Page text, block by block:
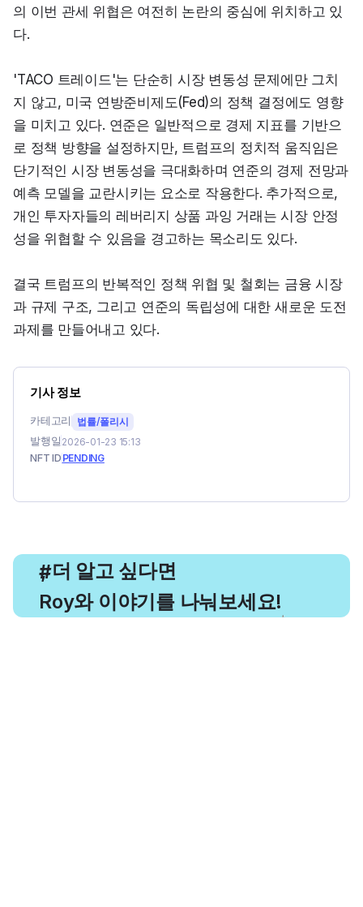
의 이번 관세 위협은 여전히 논란의 중심에 위치하고 있
다.
'TACO 트레이드'는 단순히 시장 변동성 문제에만 그치
지 않고, 미국 연방준비제도(Fed)의 정책 결정에도 영향
을 미치고 있다. 연준은 일반적으로 경제 지표를 기반으
로 정책 방향을 설정하지만, 트럼프의 정치적 움직임은
단기적인 시장 변동성을 극대화하며 연준의 경제 전망과
예측 모델을 교란시키는 요소로 작용한다. 추가적으로,
개인 투자자들의 레버리지 상품 과잉 거래는 시장 안정
성을 위협할 수 있음을 경고하는 목소리도 있다.
결국 트럼프의 반복적인 정책 위협 및 철회는 금융 시장
과 규제 구조, 그리고 연준의 독립성에 대한 새로운 도전
과제를 만들어내고 있다.
기사 정보
카테고리 법률/폴리시
발행일 2026-01-23 15:13
NFT ID PENDING
#
, 더 알고 싶다면
Roy와 이야기를 나눠보세요!